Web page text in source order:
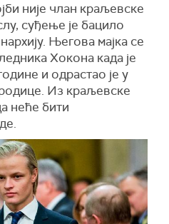
није члан краљевске
суђење је бацило
Његова мајка се
Хокона када је
и одрастао је у
Из краљевске
неће бити